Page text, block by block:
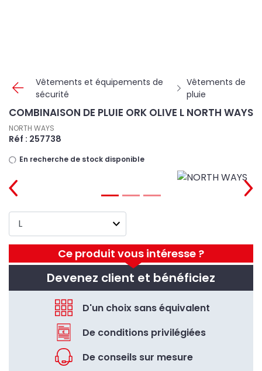
Vêtements et équipements de
sécurité
Vêtements de
pluie
Ce produit vous intéresse ?
Devenez client et bénéficiez
D'un choix sans équivalent
De conditions privilégiées
De conseils sur mesure
COMBINAISON DE PLUIE ORK OLIVE L NORTH WAYS
NORTH WAYS
Réf : 257738
En recherche de stock disponible